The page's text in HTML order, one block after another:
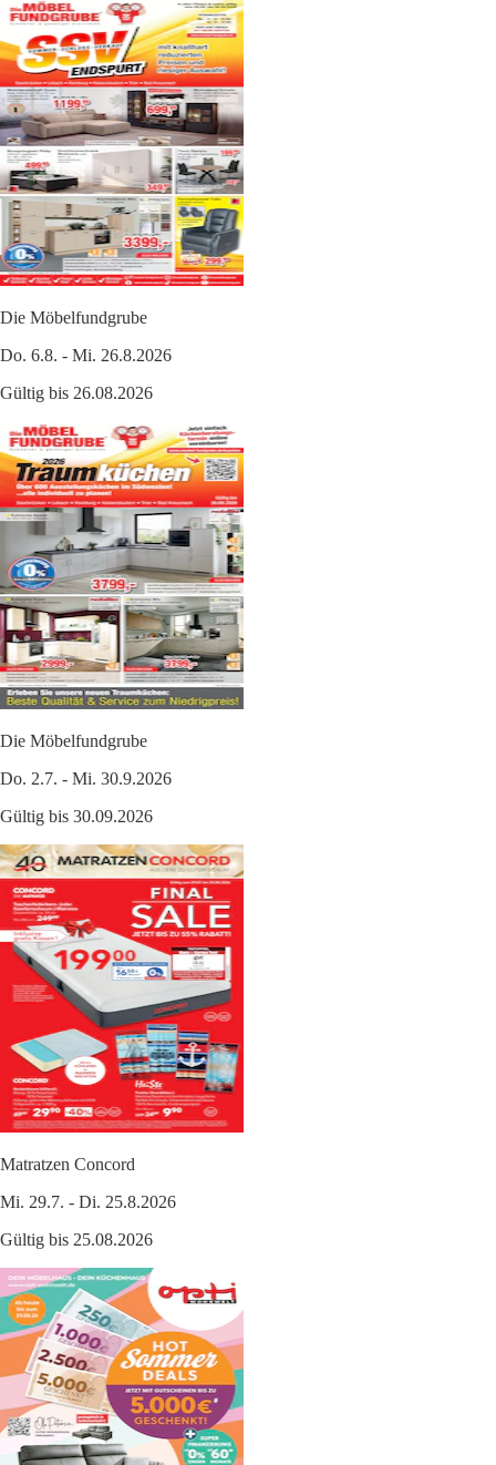
Die Möbelfundgrube
Do. 6.8. - Mi. 26.8.2026
Gültig bis 26.08.2026
Die Möbelfundgrube
Do. 2.7. - Mi. 30.9.2026
Gültig bis 30.09.2026
Matratzen Concord
Mi. 29.7. - Di. 25.8.2026
Gültig bis 25.08.2026